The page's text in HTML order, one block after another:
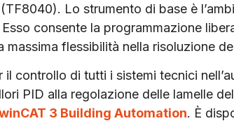
(TF8040). Lo strumento di base è
consente la programmazione
massima flessibilità nella risoluzione
il controllo di tutti i sistemi tecnici
PID alla regolazione delle lamelle
3 Building Automation. È